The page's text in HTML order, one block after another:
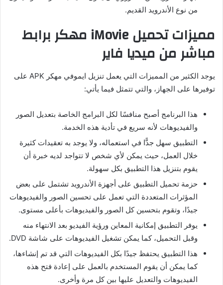
من نوع الأندرويد القديم.
مميزات تحميل iMovie مهكر برابط
مباشر من ميديا فاير
يوجد الكثير من المميزات التي يعمل تنزيل ايموفي مهكر APK على
توفيرها على الجهاز، والتي تتمثل فيما يأتي:
هذا البرنامج أصبح منافسًا لكل البرامج الخاصة بتعديل الصور
والفيديوهات لأنه سريع في تأدية هذه الخدمة.
التطبيق سهل جدًّا في استعماله، ولا يوجد به تعقيدات كثيرة
خلال العمل، حيث يمكن لأي شخص لا تتواجد لديه خبرة أن
يقوم بتنزيل هذا التطبيق بكل سهولة.
حزمة تحميل التطبيق على أجهزة الأندرويد تشتمل على بعض
المؤثرات المتعددة التي تعمل على تحسين الصور والفيديوهات
جيدًا، وتقوم بتحسين كل الصور والفيديوهات بأعلى مستوى.
يوفر التطبيق إمكانية المعاين ورؤية الفيديو بعد الانتهاء منه
وقبل التحميل، كما يمكن تشغيل الفيديوهات على شاشة DVD.
هذا التطبيق يحتفظ جيدًا بكل الفيديوهات التي قد تم إنشاءها،
كما يمكن أن يقوم المستخدم بالعمل على إعادة فتح هذه
الفيديوهات والتعديل عليها بين كل مرة وأخرى.